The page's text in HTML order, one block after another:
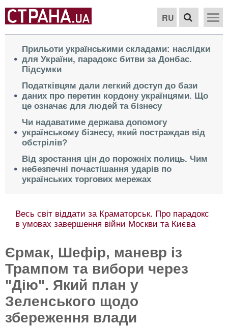
RU
Прильоти українськими складами: наслідки
для України, парадокс битви за Донбас.
Підсумки
Податківцям дали легкий доступ до бази
даних про перетин кордону українцями. Що
це означає для людей та бізнесу
Чи надаватиме держава допомогу
українському бізнесу, який постраждав від
обстрілів?
Від зростання цін до порожніх полиць. Чим
небезпечні почастішання ударів по
українських торгових мережах
Весь світ віддати за Краматорськ. Про парадокс
в умовах завершення війни Москви та Києва
Єрмак, Шефір, маневр із
Трампом та вибори через
"Дію". Який план у
Зеленського щодо
збереження влади